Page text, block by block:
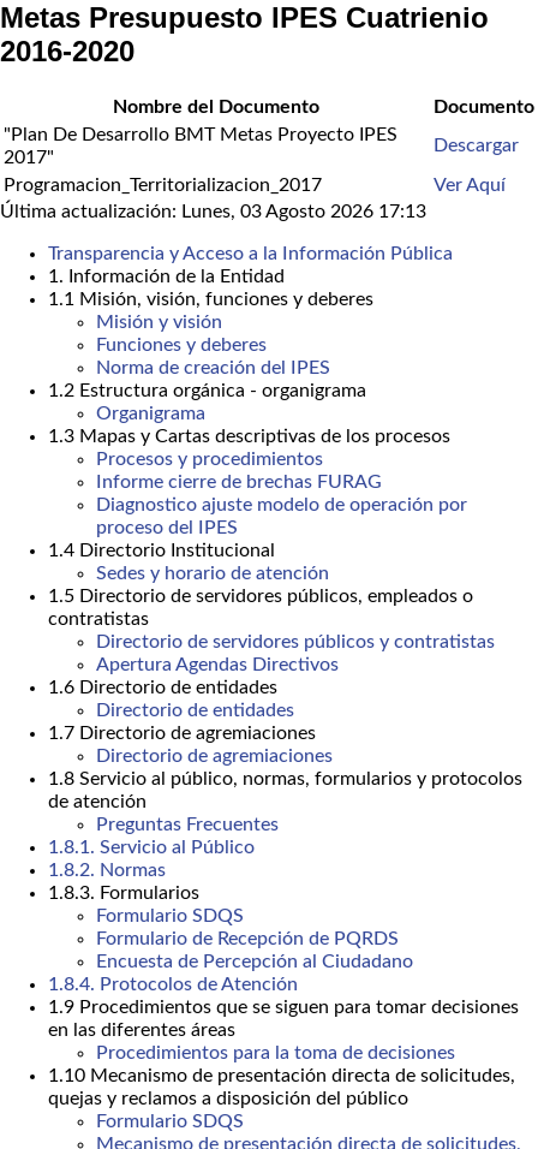
Metas Presupuesto IPES Cuatrienio
2016-2020
Nombre del Documento
Documento
"Plan De Desarrollo BMT Metas Proyecto IPES
2017"
Descargar
Programacion_Territorializacion_2017
Ver Aquí
Última actualización: Lunes, 03 Agosto 2026 17:13
Transparencia y Acceso a la Información Pública
1. Información de la Entidad
1.1 Misión, visión, funciones y deberes
Misión y visión
Funciones y deberes
Norma de creación del IPES
1.2 Estructura orgánica - organigrama
Organigrama
1.3 Mapas y Cartas descriptivas de los procesos
Procesos y procedimientos
Informe cierre de brechas FURAG
Diagnostico ajuste modelo de operación por
proceso del IPES
1.4 Directorio Institucional
Sedes y horario de atención
1.5 Directorio de servidores públicos, empleados o
contratistas
Directorio de servidores públicos y contratistas
Apertura Agendas Directivos
1.6 Directorio de entidades
Directorio de entidades
1.7 Directorio de agremiaciones
Directorio de agremiaciones
1.8 Servicio al público, normas, formularios y protocolos
de atención
Preguntas Frecuentes
1.8.1. Servicio al Público
1.8.2. Normas
1.8.3. Formularios
Formulario SDQS
Formulario de Recepción de PQRDS
Encuesta de Percepción al Ciudadano
1.8.4. Protocolos de Atención
1.9 Procedimientos que se siguen para tomar decisiones
en las diferentes áreas
Procedimientos para la toma de decisiones
1.10 Mecanismo de presentación directa de solicitudes,
quejas y reclamos a disposición del público
Formulario SDQS
Mecanismo de presentación directa de solicitudes,